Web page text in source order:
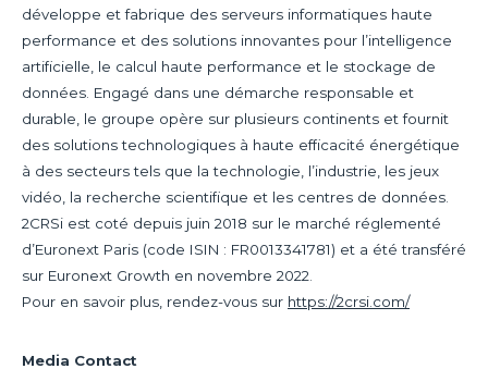
développe et fabrique des serveurs informatiques haute
performance et des solutions innovantes pour l’intelligence
artificielle, le calcul haute performance et le stockage de
données. Engagé dans une démarche responsable et
durable, le groupe opère sur plusieurs continents et fournit
des solutions technologiques à haute efficacité énergétique
à des secteurs tels que la technologie, l’industrie, les jeux
vidéo, la recherche scientifique et les centres de données.
2CRSi est coté depuis juin 2018 sur le marché réglementé
d’Euronext Paris (code ISIN : FR0013341781) et a été transféré
sur Euronext Growth en novembre 2022.
Pour en savoir plus, rendez-vous sur https://2crsi.com/
Media Contact